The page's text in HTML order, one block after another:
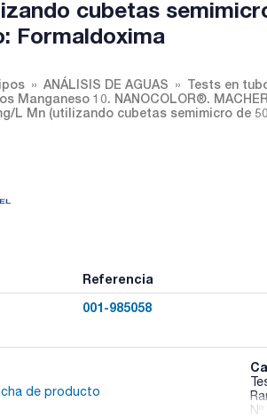
cubetas
Formaldoxima
ANÁLISIS DE AGUAS
Tests en
Manganeso 10. NANOCOLOR®.
L Mn (utilizando cubetas semimicro de
Referencia
001-985058
de producto